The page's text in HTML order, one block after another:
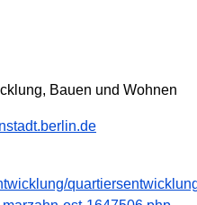
Bauen und Wohnen